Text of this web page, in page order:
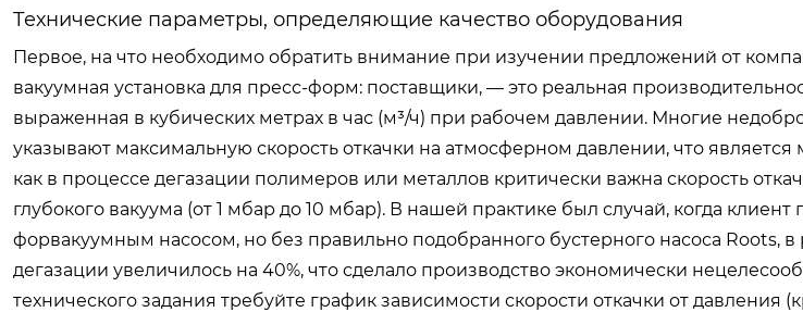
Технические параметры, определяющие качество оборудования
Первое, на что необходимо обратить внимание при изучении предложений от
вакуумная установка для пресс-форм: поставщики, — это реальная
выраженная в кубических метрах в час (м³/ч) при рабочем давлении. Многие
указывают максимальную скорость откачки на атмосферном давлении, что является
как в процессе дегазации полимеров или металлов критически важна скорость
глубокого вакуума (от 1 мбар до 10 мбар). В нашей практике был случай, когда
форвакуумным насосом, но без правильно подобранного бустерного насоса Roots, в
дегазации увеличилось на 40%, что сделало производство экономически
технического задания требуйте график зависимости скорости откачки от давления